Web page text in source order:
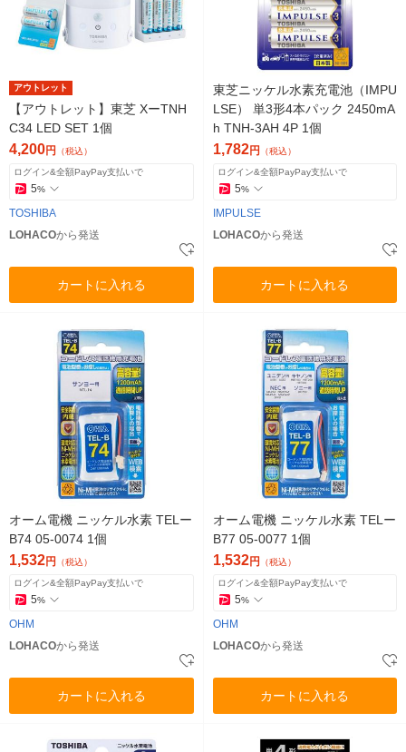
アウトレット
【アウトレット】東芝 XーTNH
C34 LED SET 1個
4,200円 （税込）
ログイン&全額PayPay支払いで
5%
TOSHIBA
LOHACOから発送
カートに入れる
東芝ニッケル水素充電池（IMPU
LSE） 単3形4本パック 2450mA
h TNH-3AH 4P 1個
1,782円 （税込）
ログイン&全額PayPay支払いで
5%
IMPULSE
LOHACOから発送
カートに入れる
オーム電機 ニッケル水素 TELー
B74 05-0074 1個
1,532円 （税込）
ログイン&全額PayPay支払いで
5%
OHM
LOHACOから発送
カートに入れる
オーム電機 ニッケル水素 TELー
B77 05-0077 1個
1,532円 （税込）
ログイン&全額PayPay支払いで
5%
OHM
LOHACOから発送
カートに入れる